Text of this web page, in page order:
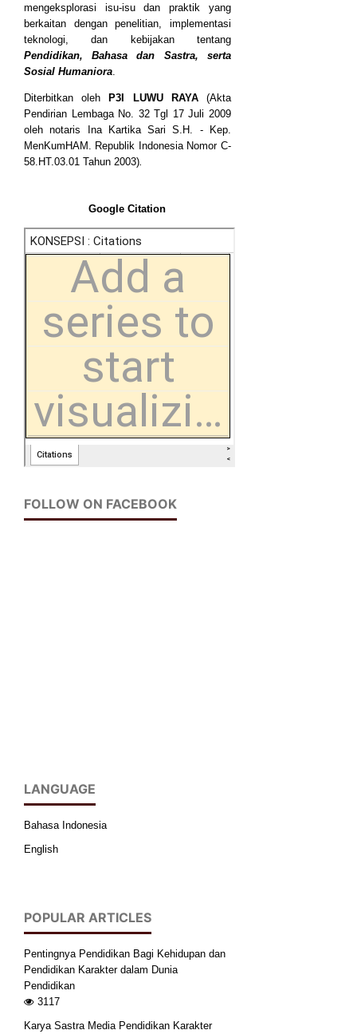
mengeksplorasi isu-isu dan praktik yang
berkaitan dengan penelitian, implementasi
teknologi, dan kebijakan tentang
Pendidikan, Bahasa dan Sastra, serta
Sosial Humaniora
Diterbitkan oleh P3I LUWU RAYA(Akta
Pendirian Lembaga No. 32 Tgl 17 Juli 2009
oleh notaris Ina Kartika Sari S.H. - Kep.
MenKumHAM. Republik Indonesia Nomor C-
58.HT.03.01 Tahun 2003)
Google Citation
FOLLOW ON FACEBOOK
LANGUAGE
Bahasa Indonesia
English
POPULAR ARTICLES
Pentingnya Pendidikan Bagi Kehidupan dan
Pendidikan Karakter dalam Dunia
Pendidikan
3117
Karya Sastra Media Pendidikan Karakter